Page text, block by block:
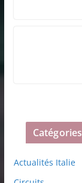
Catégories
Actualités Italie